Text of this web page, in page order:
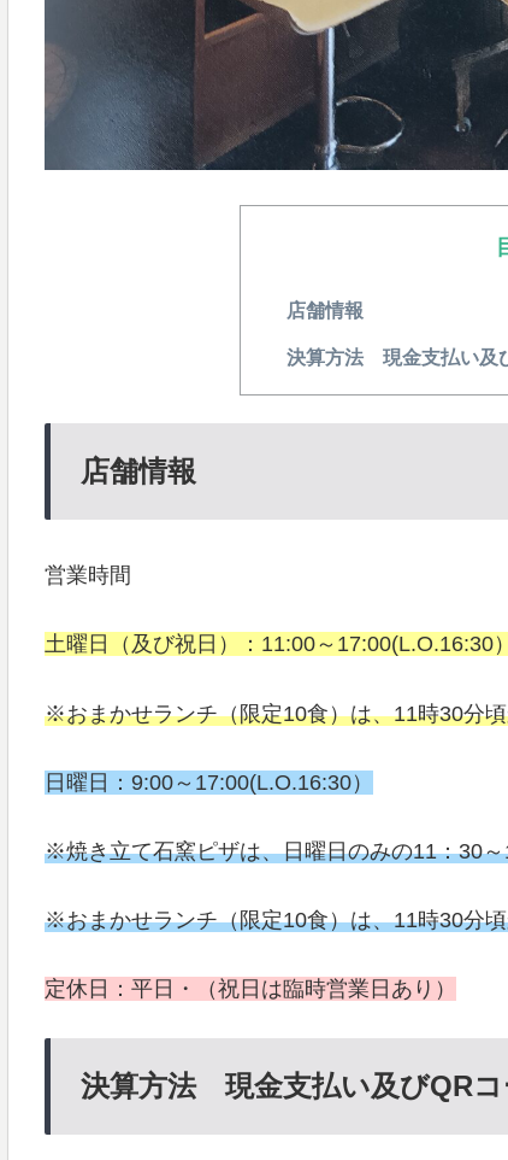
店舗情報
決算方法 現金支払い及
店舗情報
営業時間
土曜日（及び祝日）：11:00～17:00(L.O.16:30）
※おまかせランチ（限定10食）は、11時30分
日曜日：9:00～17:00(L.O.16:30）
※焼き立て石窯ピザは、日曜日のみの11：30
※おまかせランチ（限定10食）は、11時30分
定休日：平日・（祝日は臨時営業日あり）
決算方法 現金支払い及びQRコ